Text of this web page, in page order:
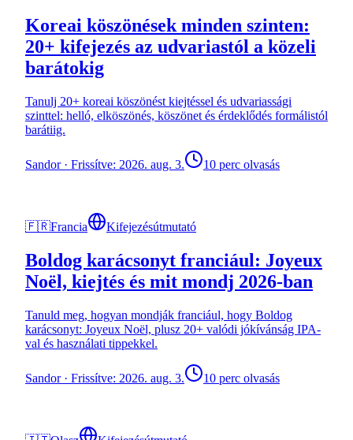
Koreai köszönések minden szinten:
20+ kifejezés az udvariastól a közeli
barátokig
Tanulj 20+ koreai köszönést kiejtéssel és udvariassági
szinttel: helló, elköszönés, köszönet és érdeklődés formálistól
barátiig.
Sandor· Frissítve: 2026. aug. 3. 10 perc olvasás
🇫🇷Francia Kifejezésútmutató
Boldog karácsonyt franciául: Joyeux
Noël, kiejtés és mit mondj 2026-ban
Tanuld meg, hogyan mondják franciául, hogy Boldog
karácsonyt: Joyeux Noël, plusz 20+ valódi jókívánság IPA-
val és használati tippekkel.
Sandor· Frissítve: 2026. aug. 3. 10 perc olvasás